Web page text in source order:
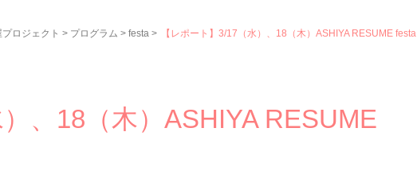
ロジェクト > プログラム > festa >
【レポート】3/17（水）、18（木）ASHIYA RESUME festa
、18（木）ASHIYA RESUME